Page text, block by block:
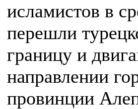
исламистов в
перешли
границу и
направлении
провинции